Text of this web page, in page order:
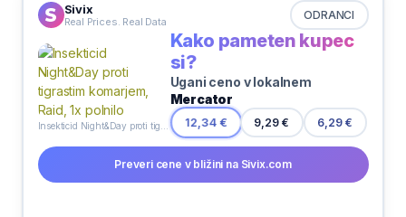
Sivix
Real Prices. Real Data ODRANCI
Kako pameten kupec
si?
Ugani ceno v lokalnem
Mercator
12,34 € 9,29 € 6,29 €
Preveri cene v bližini na Sivix.com